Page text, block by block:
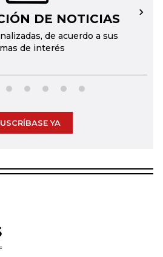
DE NOTICIAS
de acuerdo a sus
de interés
→
YA